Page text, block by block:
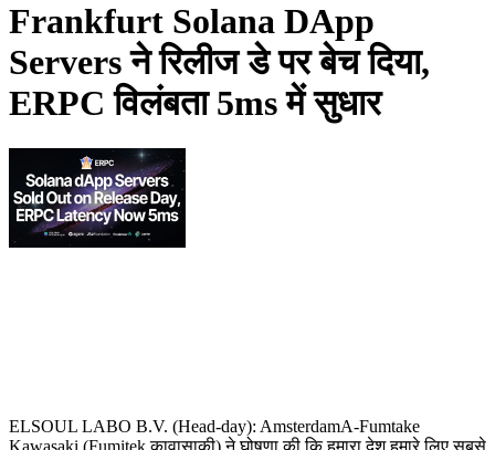
Frankfurt Solana DApp
Servers ने रिलीज डे पर बेच दिया,
ERPC विलंबता 5ms में सुधार
ELSOUL LABO B.V. (Head-day): AmsterdamA-Fumtake
Kawasaki (Fumitek कावासाकी) ने घोषणा की कि हमारा देश हमारे लिए सबसे